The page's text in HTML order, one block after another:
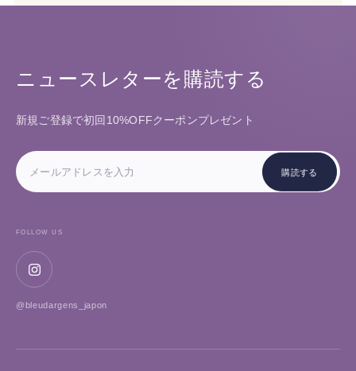
ニュースレターを購読する
新規ご登録で初回10%OFFクーポンプレゼント
メ
ー
ル
ア
購読する